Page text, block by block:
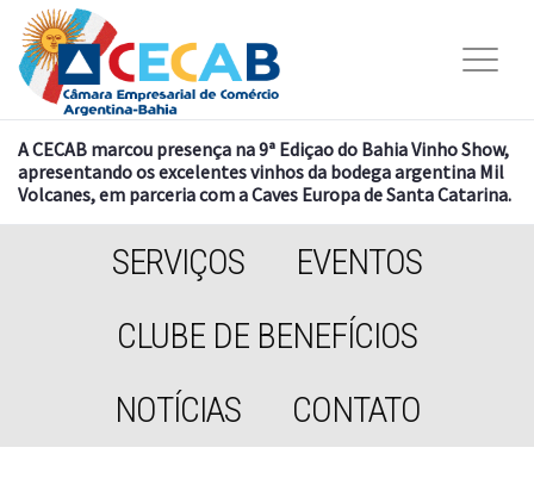
A CECAB marcou presença na 9ª Ediçao do Bahia Vinho Show,
apresentando os excelentes vinhos da bodega argentina Mil
Volcanes, em parceria com a Caves Europa de Santa Catarina.
SERVIÇOS
EVENTOS
CLUBE DE BENEFÍCIOS
NOTÍCIAS
CONTATO